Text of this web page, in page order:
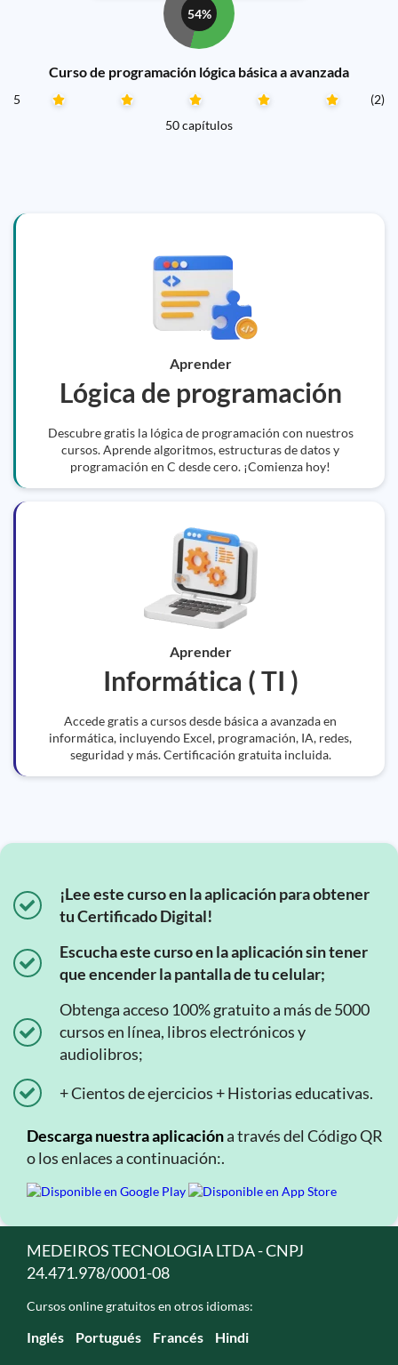
54%
Curso de programación lógica básica a avanzada
5
(2)
50 capítulos
Aprender
Lógica de programación
Descubre gratis la lógica de programación con nuestros
cursos. Aprende algoritmos, estructuras de datos y
programación en C desde cero. ¡Comienza hoy!
Aprender
Informática ( TI )
Accede gratis a cursos desde básica a avanzada en
informática, incluyendo Excel, programación, IA, redes,
seguridad y más. Certificación gratuita incluida.
¡Lee este curso en la aplicación para obtener
tu Certificado Digital!
Escucha este curso en la aplicación sin tener
que encender la pantalla de tu celular;
Obtenga acceso 100% gratuito a más de 5000
cursos en línea, libros electrónicos y
audiolibros;
+ Cientos de ejercicios + Historias educativas.
Descarga nuestra aplicacióna través del Código QR
o los enlaces a continuación:.
MEDEIROS TECNOLOGIA LTDA - CNPJ
24.471.978/0001-08
Cursos online gratuitos en otros idiomas:
Inglés Portugués Francés Hindi